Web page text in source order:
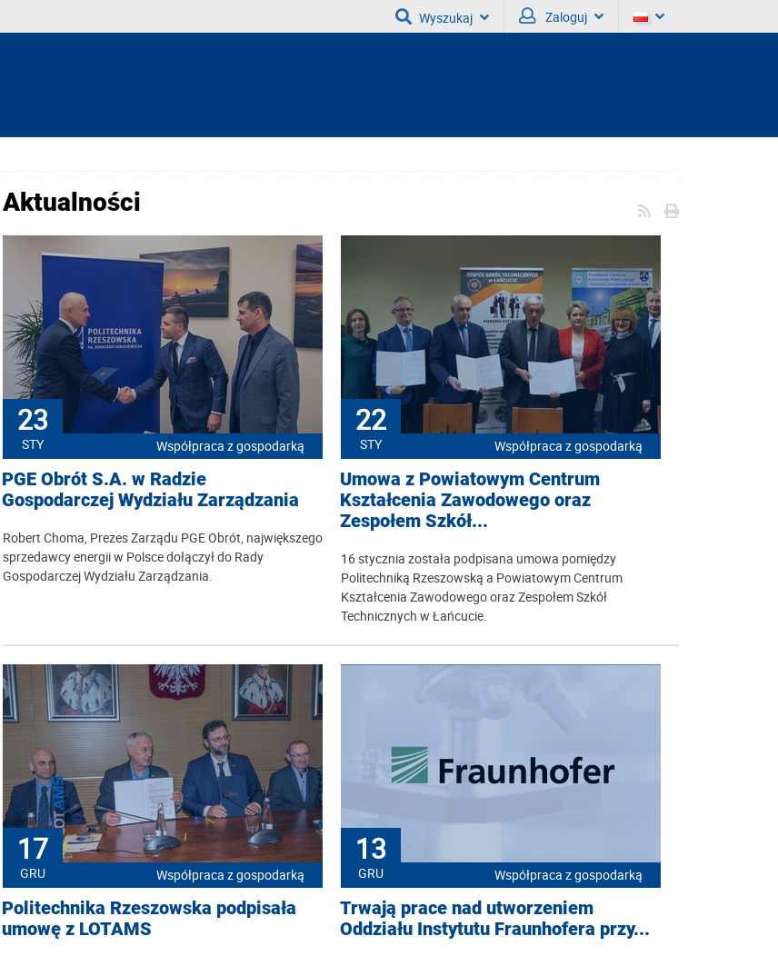
Wyszukaj Zaloguj
Aktualności
23
STY Współpraca z gospodarką
PGE Obrót S.A. w Radzie
Gospodarczej Wydziału Zarządzania
Robert Choma, Prezes Zarządu PGE Obrót, największego
sprzedawcy energii w Polsce dołączył do Rady
Gospodarczej Wydziału Zarządzania.
22
STY Współpraca z gospodarką
Umowa z Powiatowym Centrum
Kształcenia Zawodowego oraz
Zespołem Szkół...
16 stycznia została podpisana umowa pomiędzy
Politechniką Rzeszowską a Powiatowym Centrum
Kształcenia Zawodowego oraz Zespołem Szkół
Technicznych w Łańcucie.
17
GRU Współpraca z gospodarką
Politechnika Rzeszowska podpisała
umowę z LOTAMS
13
GRU Współpraca z gospodarką
Trwają prace nad utworzeniem
Oddziału Instytutu Fraunhofera przy...